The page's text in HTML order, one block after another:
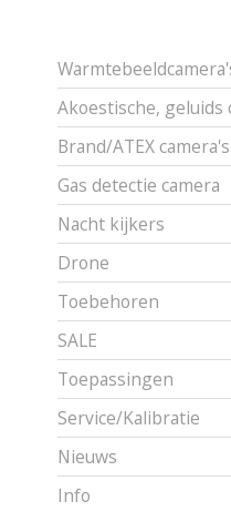
Akoestische, geluids
Brand/ATEX camera's
Gas detectie camera
Nacht kijkers
Drone
Toebehoren
SALE
Toepassingen
Service/Kalibratie
Nieuws
Info